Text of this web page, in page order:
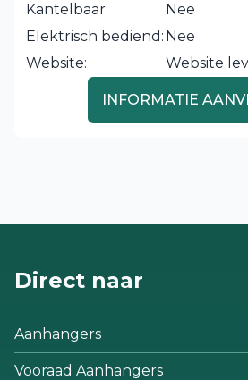
Kantelbaar:
Nee
Elektrisch bediend: Nee
Website:
Website
INFORMATIE
Direct naar
Aanhangers
Vooraad Aanhangers